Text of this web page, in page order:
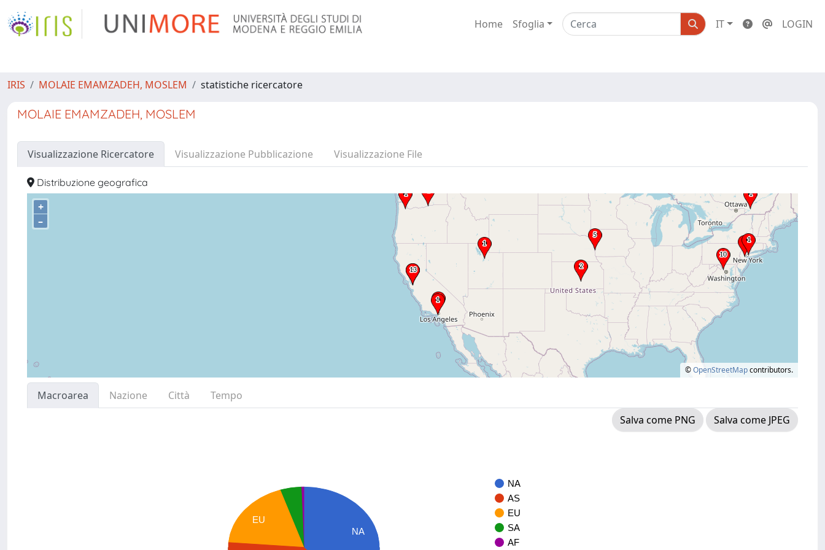
Home Sfoglia IT LOGIN
IRIS MOLAIE EMAMZADEH, MOSLEM statistiche ricercatore
MOLAIE EMAMZADEH, MOSLEM
Visualizzazione Ricercatore Visualizzazione Pubblicazione Visualizzazione File
Distribuzione geografica
+
–
©OpenStreetMapcontributors.
Macroarea Nazione Città
Tempo
Salva come PNG
Salva come JPEG
NA
AS
EU
SA
AF
NA
EU